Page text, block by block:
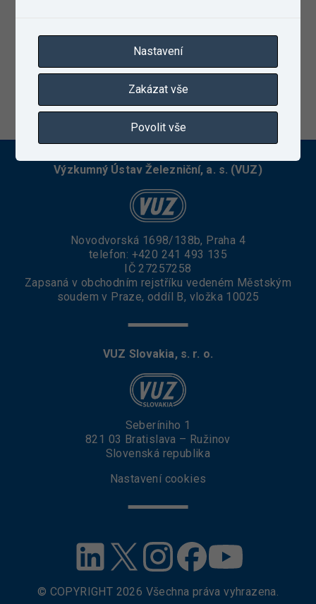
6. 1. 2023
Výzkumný Ústav Železniční, a. s. (VUZ)
Novodvorská 1698/138b, Praha 4
telefon: +420 241 493 135
IČ 27257258
Zapsaná v obchodním rejstříku vedeném Městským
soudem v Praze, oddíl B, vložka 10025
© COPYRIGHT 2026 Všechna práva vyhrazena.
VUZ Slovakia, s. r. o.
Seberíniho 1
821 03 Bratislava – Ružinov
Slovenská republika
Nastavení cookies
Nastavení
Zakázat vše
Povolit vše